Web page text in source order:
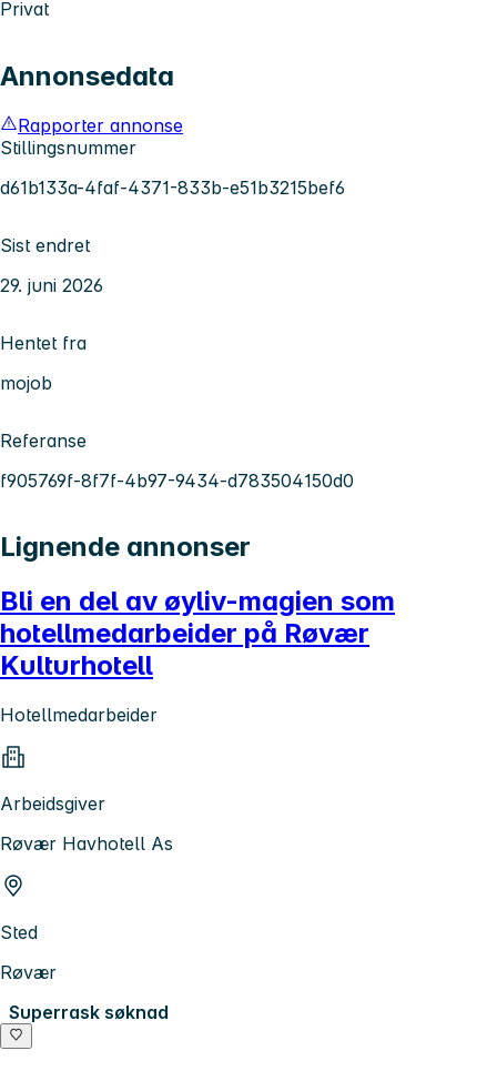
Privat
Annonsedata
Rapporter annonse
Stillingsnummer
d61b133a-4faf-4371-833b-e51b3215bef6
Sist endret
29. juni 2026
Hentet fra
mojob
Referanse
f905769f-8f7f-4b97-9434-d783504150d0
Lignende annonser
Bli en del av øyliv-magien som
hotellmedarbeider på Røvær
Kulturhotell
Hotellmedarbeider
Arbeidsgiver
Røvær Havhotell As
Sted
Røvær
Superrask søknad